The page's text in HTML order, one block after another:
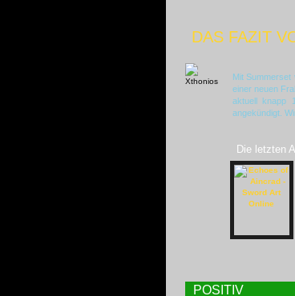
DAS FAZIT
Mit
einer neuen
aktuell knapp
angekündigt.
Die letzten
POSITIV